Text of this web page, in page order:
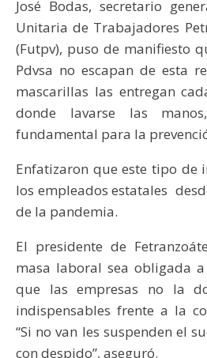
José Bodas, secretario
Unitaria de Trabajadores
(Futpv), puso de manifiesto
Pdvsa no escapan de esta
mascarillas las entregan
donde lavarse las
fundamental para la
Enfatizaron que este tipo de
los empleados estatales
de la pandemia.
El presidente de
masa laboral sea obligada
que las empresas no la
indispensables frente a la
“Si no van les suspenden el
con despido”, aseguró.